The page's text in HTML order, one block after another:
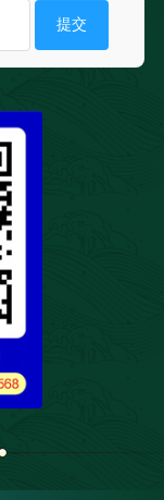
提交